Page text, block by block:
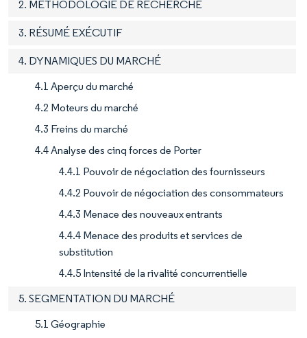
2. MÉTHODOLOGIE DE RECHERCHE
3. RÉSUMÉ EXÉCUTIF
4. DYNAMIQUES DU MARCHÉ
4.1 Aperçu du marché
4.2 Moteurs du marché
4.3 Freins du marché
4.4 Analyse des cinq forces de Porter
4.4.1 Pouvoir de négociation des fournisseurs
4.4.2 Pouvoir de négociation des consommateurs
4.4.3 Menace des nouveaux entrants
4.4.4 Menace des produits et services de
substitution
4.4.5 Intensité de la rivalité concurrentielle
5. SEGMENTATION DU MARCHÉ
5.1 Géographie